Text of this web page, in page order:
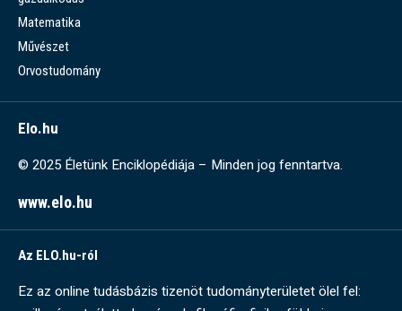
Matematika
Művészet
Orvostudomány
Elo.hu
© 2025 Életünk Enciklopédiája – Minden jog fenntartva.
www.elo.hu
Az ELO.hu-ról
Ez az online tudásbázis tizenöt tudományterületet ölel fel: